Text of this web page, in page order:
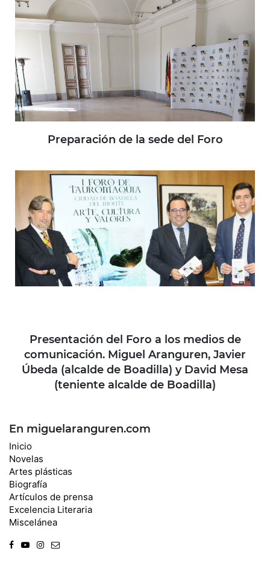
Preparación de la sede del Foro
Presentación del Foro a los medios de
comunicación. Miguel Aranguren, Javier
Úbeda (alcalde de Boadilla) y David Mesa
(teniente alcalde de Boadilla)
En miguelaranguren.com
Inicio
Novelas
Artes plásticas
Biografía
Artículos de prensa
Excelencia Literaria
Miscelánea